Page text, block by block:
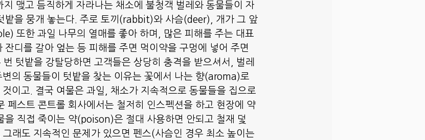
맺고 듬직하게 자라나는 채소에 불청객 벌레와 동물들이 자
밭을 뭉개 놓는다. 주로 토끼(rabbit)와 사슴(deer), 개가 그 앞
또한 과일 나무의 열매를 좋아 하며, 많은 피해를 주는 대표
잔디를 갈아 엎는 등 피해를 주면 먹이약을 구멍에 넣어 주면
텃밭을 강탈당하면 고객들은 상당히 충격을 받으셔서, 벌레
의 동물들이 텃밭을 찾는 이유는 꽃에서 나는 향(aroma)로
이고. 결국 여물은 과일, 채소가 지속적으로 동물들을 집으로
페스트 콘트롤 회사에서는 철저히 인스펙션을 하고 현장에 약
을 직접 죽이는 약(poison)은 절대 사용하면 안되고 철재 덫
래도 지속적인 문제가 있으면 펜스(사슴인 경우 최소 높이는